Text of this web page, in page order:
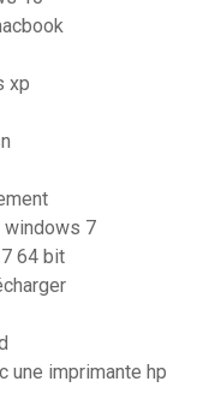
xp
windows 7
64 bit
une imprimante hp